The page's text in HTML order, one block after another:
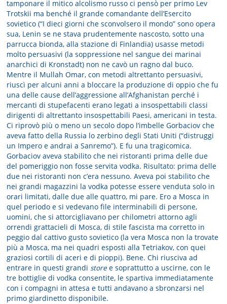
tamponare il mitico alcolismo russo ci pensò per primo Lev
Trotskii ma benché il grande comandante dell’Esercito
sovietico (“I dieci giorni che sconvolsero il mondo” sono opera
sua, Lenin se ne stava prudentemente nascosto, sotto una
parrucca bionda, alla stazione di Finlandia) usasse metodi
molto persuasivi (la soppressione nel sangue dei marinai
anarchici di Kronstadt) non ne cavò un ragno dal buco.
Mentre il Mullah Omar, con metodi altrettanto persuasivi,
riuscì per alcuni anni a bloccare la produzione di oppio che fu
una delle cause dell’aggressione all’Afghanistan perché i
mercanti di stupefacenti erano legati a insospettabili classi
dirigenti di altrettanto insospettabili Paesi, americani in testa.
Ci riprovò più o meno un secolo dopo l’imbelle Gorbaciov che
aveva fatto della Russia lo zerbino degli Stati Uniti (“distruggi
un Impero e andrai a Sanremo”). E fu una tragicomica.
Gorbaciov aveva stabilito che nei ristoranti prima delle due
del pomeriggio non fosse servita vodka. Risultato: prima delle
due nei ristoranti non c’era nessuno. Aveva poi stabilito che
nei grandi magazzini la vodka potesse essere venduta solo in
orari limitati, dalle due alle quattro, mi pare. Ero a Mosca in
quel periodo e si vedevano file interminabili di persone,
uomini, che si attorcigliavano per chilometri attorno agli
orrendi grattacieli di Mosca, di stile fascista ma corretto in
peggio dal cattivo gusto sovietico (la vera Mosca non la trovate
più a Mosca, ma nei quadri esposti alla Tetriakov, con quei
graziosi cortili di aceri e di pioppi). Bene. Chi riusciva ad
entrare in questi grandi store e soprattutto a uscirne, con le
tre bottiglie di vodka consentite, le spartiva immediatamente
con i compagni in attesa e tutti andavano a sbronzarsi nel
primo giardinetto disponibile.